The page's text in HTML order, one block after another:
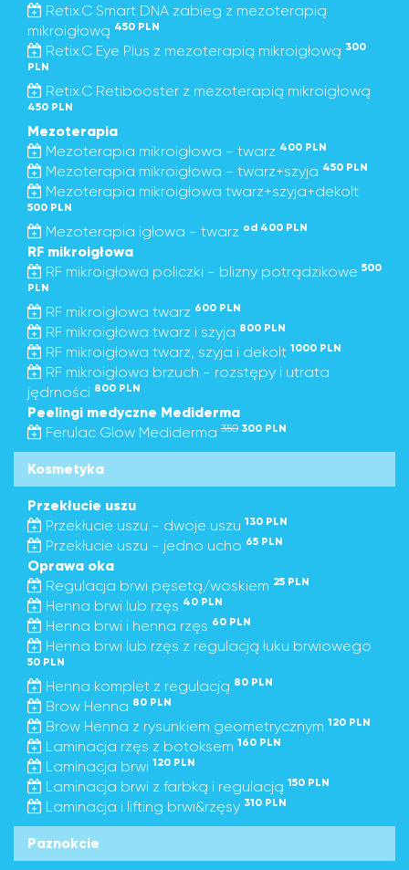
Retix.C Smart DNA zabieg z mezoterapią
mikroigłową 450 PLN
Retix.C Eye Plus z mezoterapią mikroigłową 300
PLN
Retix.C Retibooster z mezoterapią mikroigłową
450 PLN
Mezoterapia
Mezoterapia mikroigłowa - twarz 400 PLN
Mezoterapia mikroigłowa - twarz+szyja 450 PLN
Mezoterapia mikroigłowa twarz+szyja+dekolt
500 PLN
Mezoterapia igłowa - twarz od 400 PLN
RF mikroigłowa
RF mikroigłowa policzki - blizny potrądzikowe 500
PLN
RF mikroigłowa twarz 600 PLN
RF mikroigłowa twarz i szyja 800 PLN
RF mikroigłowa twarz, szyja i dekolt 1000 PLN
RF mikroigłowa brzuch - rozstępy i utrata
jędrności 800 PLN
Peelingi medyczne Mediderma
Ferulac Glow Mediderma 350 300 PLN
Kosmetyka
Przekłucie uszu
Przekłucie uszu - dwoje uszu 130 PLN
Przekłucie uszu - jedno ucho 65 PLN
Oprawa oka
Regulacja brwi pęsetą/woskiem 25 PLN
Henna brwi lub rzęs 40 PLN
Henna brwi i henna rzęs 60 PLN
Henna brwi lub rzęs z regulacją łuku brwiowego
50 PLN
Henna komplet z regulacją 80 PLN
Brow Henna 80 PLN
Brow Henna z rysunkiem geometrycznym 120 PLN
Laminacja rzęs z botoksem 160 PLN
Laminacja brwi 120 PLN
Laminacja brwi z farbką i regulacją 150 PLN
Laminacja i lifting brwi&rzęsy 310 PLN
Paznokcie